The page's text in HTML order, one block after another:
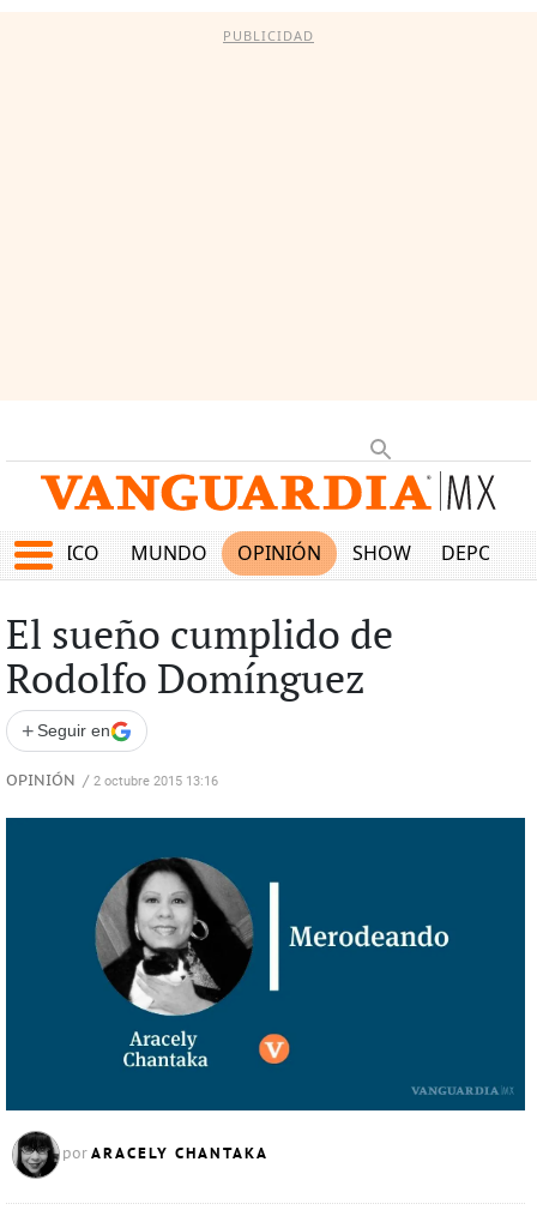
PUBLICIDAD
MÉXICO MUNDO OPINIÓN SHOW
El sueño cumplido de
Rodolfo Domínguez
+ Seguir en
OPINIÓN / 2 octubre 2015 13:16
por ARACELY CHANTAKA